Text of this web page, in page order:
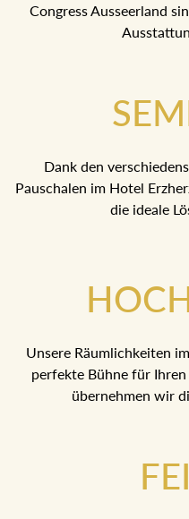
Congress Ausseerland
Dank den
Pauschalen im Hotel
die ideale
Unsere Räumlichkeiten
perfekte Bühne für Ihren
übernehmen wir